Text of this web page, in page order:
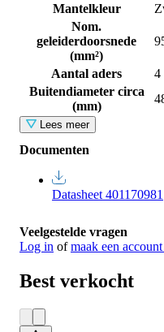
Mantelkleur
Nom.
geleiderdoorsnede
(mm²)
Aantal aders
4
Buitendiameter circa
(mm)
Lees meer
Documenten
Datasheet 401170981
Veelgestelde vragen
Log in ofmaak een account
Best verkocht